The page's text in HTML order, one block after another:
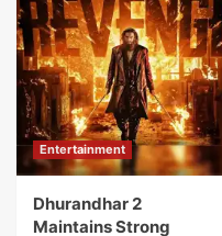
Entertainment
Dhurandhar 2
Maintains Strong